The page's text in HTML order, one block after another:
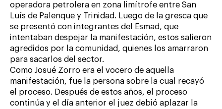
operadora petrolera en zona limítrofe entre San
Luís de Palenque y Trinidad. Luego de la gresca que
se presentó con integrantes del Esmad, que
intentaban despejar la manifestación, estos salieron
agredidos por la comunidad, quienes los amarraron
para sacarlos del sector.
Como Josué Zorro era el vocero de aquella
manifestación, fue la persona sobre la cual recayó
el proceso. Después de estos años, el proceso
continúa y el día anterior el juez debió aplazar la